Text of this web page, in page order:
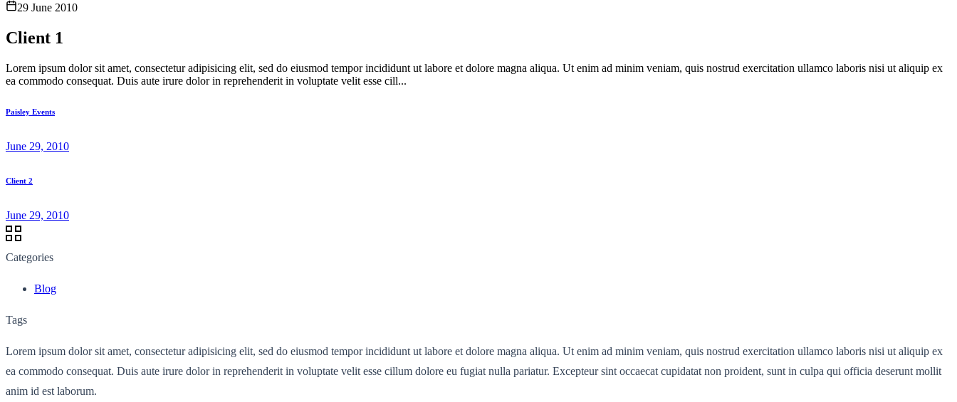
29 June 2010
Client 1
Lorem ipsum dolor sit amet, consectetur adipisicing elit, sed do eiusmod tempor incididunt ut labore et dolore magna aliqua. Ut enim ad minim veniam, quis nostrud exercitation ullamco laboris nisi ut aliquip ex
ea commodo consequat. Duis aute irure dolor in reprehenderit in voluptate velit esse cill...
Paisley Events
June 29, 2010
Client 2
June 29, 2010
Categories
Blog
Tags
Lorem ipsum dolor sit amet, consectetur adipisicing elit, sed do eiusmod tempor incididunt ut labore et dolore magna aliqua. Ut enim ad minim veniam, quis nostrud exercitation ullamco laboris nisi ut aliquip ex
ea commodo consequat. Duis aute irure dolor in reprehenderit in voluptate velit esse cillum dolore eu fugiat nulla pariatur. Excepteur sint occaecat cupidatat non proident, sunt in culpa qui officia deserunt mollit
anim id est laborum.